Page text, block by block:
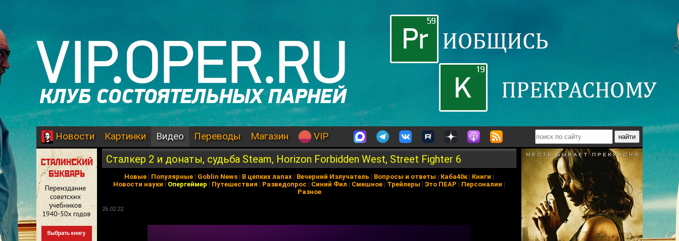
Новости Картинки Видео Переводы Магазин VIP
Сталкер 2 и донаты, судьба Steam, Horizon Forbidden West, Street Fighter 6
Новые | Популярные | Goblin News | В цепких лапах | Вечерний Излучатель | Вопросы и ответы | Каба40к| Книги |
Новости науки | Опергеймер | Путешествия | Разведопрос | Синий Фил | Смешное | Трейлеры | Это ПЕАР | Персоналии |
Разное
26.02.22